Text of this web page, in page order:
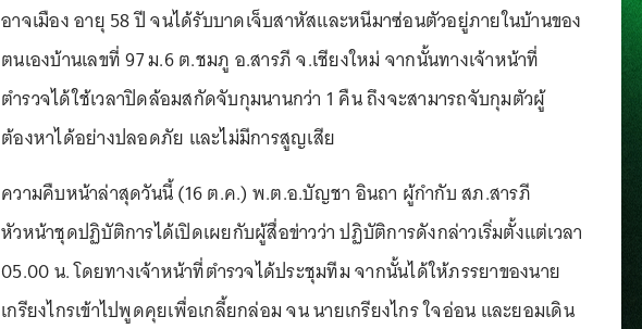
อาจเมือง อายุ 58 ปี จนได้รับบาดเจ็บสาหัสและหนีมาซ่อนตัวอยู่ภายในบ้านของ
ตนเองบ้านเลขที่ 97 ม.6 ต.ชมภู อ.สารภี จ.เชียงใหม่ จากนั้นทางเจ้าหน้าที่
ตำรวจได้ใช้เวลาปิดล้อมสกัดจับกุมนานกว่า 1 คืน ถึงจะสามารถจับกุมตัวผู้
ต้องหาได้อย่างปลอดภัย และไม่มีการสูญเสีย
ความคืบหน้าล่าสุดวันนี้ (16 ต.ค.) พ.ต.อ.บัญชา อินถา ผู้กำกับ สภ.สารภี
หัวหน้าชุดปฏิบัติการได้เปิดเผยกับผู้สื่อข่าวว่า ปฏิบัติการดังกล่าวเริ่มตั้งแต่เวลา
05.00 น. โดยทางเจ้าหน้าที่ตำรวจได้ประชุมทีม จากนั้นได้ให้ภรรยาของนาย
เกรียงไกรเข้าไปพูดคุยเพื่อเกลี้ยกล่อม จน นายเกรียงไกร ใจอ่อน และยอมเดิน